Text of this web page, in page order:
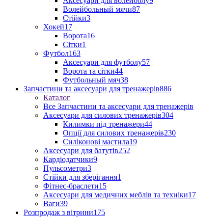
Волейбольный мячи87
Стійки3
Хокей17
Ворота16
Сітки1
Футбол163
Аксесуари для футболу57
Ворота та сітки44
Футбольный мяч38
Запчастини та аксесуари для тренажерів886
Каталог
Все Запчастини та аксесуари для тренажерів
Аксесуари для силових тренажерів304
Килимки під тренажери44
Опції для силових тренажерів230
Силіконові мастила19
Аксесуари для батутів252
Кардіодатчики9
Пульсометри3
Стійки для зберігання1
Фітнес-браслети15
Аксесуари для медичних меблів та техніки17
Ваги39
Розпродаж з вітрини175